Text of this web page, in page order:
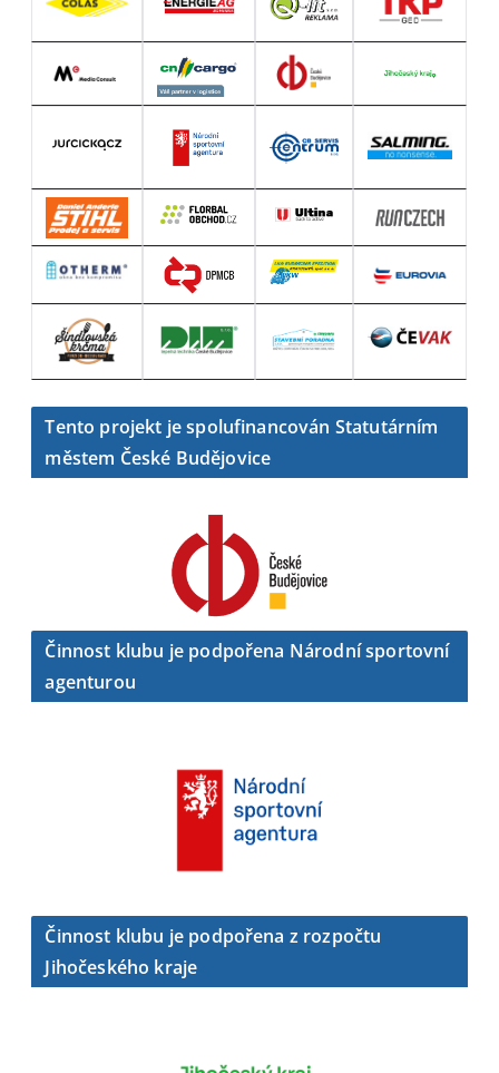
Tento projekt je spolufinancován Statutárním
městem České Budějovice
Činnost klubu je podpořena Národní sportovní
agenturou
Činnost klubu je podpořena z rozpočtu
Jihočeského kraje